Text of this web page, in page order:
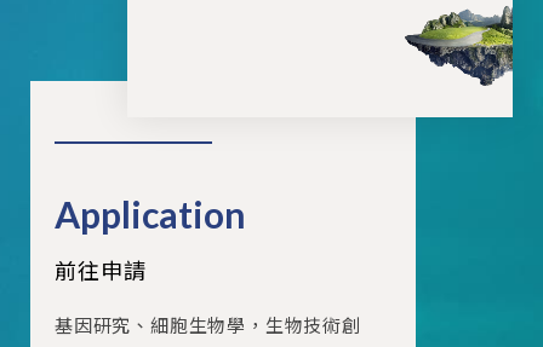
Application
前往申請
基因研究、細胞生物學，生物技術創